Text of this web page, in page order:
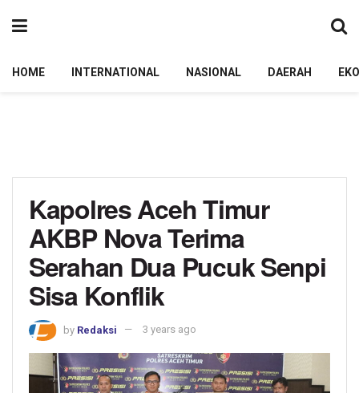
HOME INTERNATIONAL NASIONAL DAERAH
Kapolres Aceh Timur
AKBP Nova Terima
Serahan Dua Pucuk Senpi
Sisa Konflik
by Redaksi 3 years ago